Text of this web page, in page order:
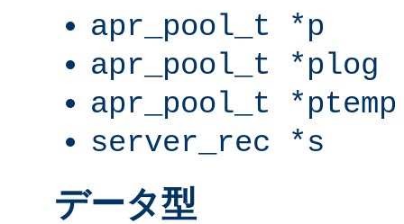
apr_pool_t *p
apr_pool_t *plog
apr_pool_t *ptemp
server_rec *s
データ型